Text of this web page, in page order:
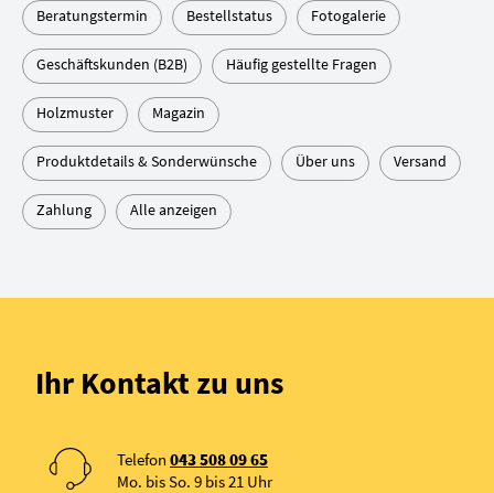
Beratungstermin Bestellstatus Fotogalerie
Geschäftskunden (B2B) Häufig gestellte Fragen
Holzmuster Magazin
Produktdetails & Sonderwünsche Über uns Versand
Zahlung Alle anzeigen
Ihr Kontakt zu uns
Telefon 043 508 09 65
Mo. bis So. 9 bis 21 Uhr